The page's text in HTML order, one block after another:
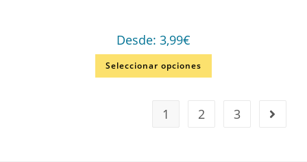
Desde: 3,99€
Seleccionar opciones
1 2 3